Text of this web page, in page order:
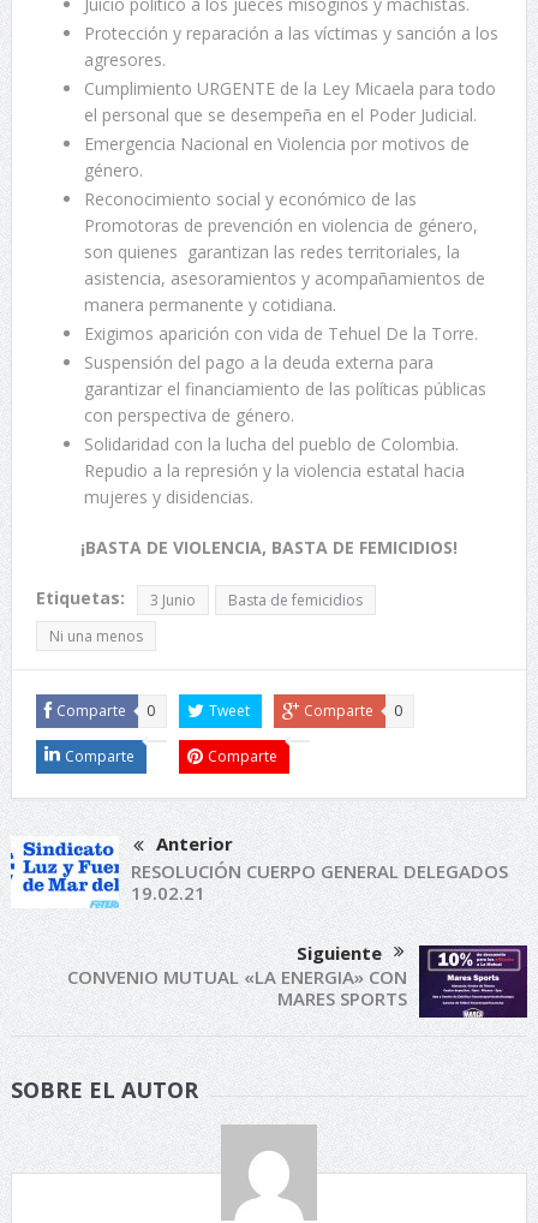
Juicio político a los jueces misóginos y machistas.
Protección y reparación a las víctimas y sanción a los
agresores.
Cumplimiento URGENTE de la Ley Micaela para todo
el personal que se desempeña en el Poder Judicial.
Emergencia Nacional en Violencia por motivos de
género.
Reconocimiento social y económico de las
Promotoras de prevención en violencia de género,
son quienes garantizan las redes territoriales, la
asistencia, asesoramientos y acompañamientos de
manera permanente y cotidiana.
Exigimos aparición con vida de Tehuel De la Torre.
Suspensión del pago a la deuda externa para
garantizar el financiamiento de las políticas públicas
con perspectiva de género.
Solidaridad con la lucha del pueblo de Colombia.
Repudio a la represión y la violencia estatal hacia
mujeres y disidencias.
¡BASTA DE VIOLENCIA, BASTA DE FEMICIDIOS!
Etiquetas: 3 Junio
Basta de femicidios
Ni una menos
Comparte 0 Tweet Comparte 0
Comparte Comparte
Anterior
RESOLUCIÓN CUERPO GENERAL DELEGADOS
19.02.21
Siguiente
CONVENIO MUTUAL «LA ENERGIA» CON
MARES SPORTS
SOBRE EL AUTOR